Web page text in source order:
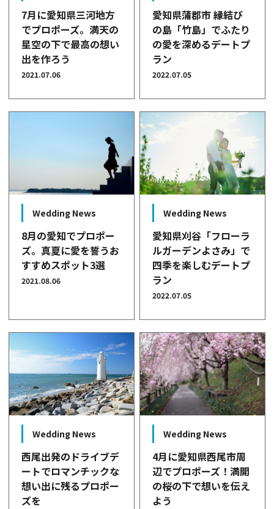
7月に愛知県三河地方
でプロポーズ。満天の
星空の下で最高の想い
出を作ろう
2021.07.06
愛知県蒲郡市 縁結び
の島「竹島」でふたり
の愛を深めるデートプ
ラン
2022.07.05
Wedding News
8月の愛知でプロポー
ズ。真夏に愛を誓うお
すすめスポット3選
2021.08.06
Wedding News
愛知県刈谷「フローラ
ルガーデンよさみ」で
四季を楽しむデートプ
ラン
2022.07.05
Wedding News
西尾出発のドライブデ
ートでロマンチックな
想い出に残るプロポー
ズを
Wedding News
4月に愛知県西尾市周
辺でプロポーズ！満開
の桜の下で想いを伝え
よう